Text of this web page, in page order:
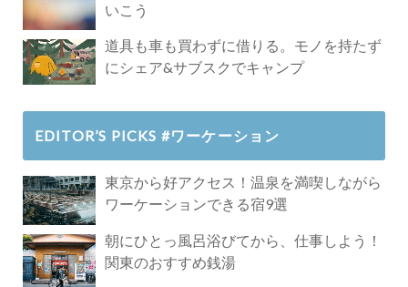
いこう
道具も車も買わずに借りる。モノを持たず
にシェア&サブスクでキャンプ
EDITOR’S PICKS #ワーケーション
東京から好アクセス！温泉を満喫しながら
ワーケーションできる宿9選
朝にひとっ風呂浴びてから、仕事しよう！
関東のおすすめ銭湯